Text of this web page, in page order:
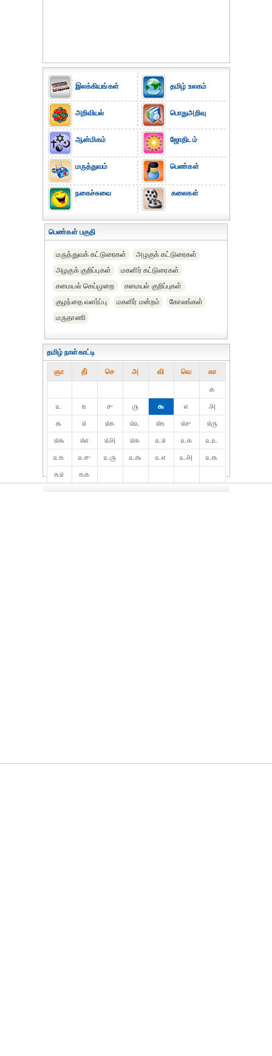
இலக்கியங்கள்
அறிவியல்
ஆன்மிகம்
மருத்துவம்
நகைச்சுவை
தமிழ் உலகம்
பொதுஅறிவு
ஜோதிடம்
பெண்கள்
கலைகள்
பெண்கள் பகுதி
மருத்துவக் கட்டுரைகள்
அழகுக் கட்டுரைகள்
அழகுக் குறிப்புகள்
மகளிர் கட்டுரைகள்
சமையல் செய்முறை
சமையல் குறிப்புகள்
குழந்தை வளர்ப்பு
மகளிர் மன்றம்
கோலங்கள்
மருதாணி
தமிழ் நாள்காட்டி
ஞா தி் செ அ வி வெ கா
௧
௨
௩ ௪ ௫ ௬ ௭
௮
௯
௰ ௰௧ ௰௨ ௰௩ ௰௪
௰௫
௰௬
௰௭ ௰௮ ௰௯ ௨௰ ௨௧
௨௨
௨௩
௨௪ ௨௫ ௨௬ ௨௭ ௨௮
௨௯
௩௰
௩௧